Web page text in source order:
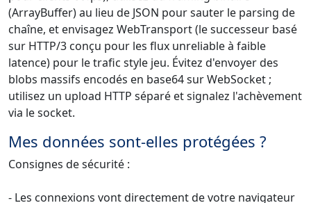
(ArrayBuffer) au lieu de JSON pour sauter le parsing de
chaîne, et envisagez WebTransport (le successeur basé
sur HTTP/3 conçu pour les flux unreliable à faible
latence) pour le trafic style jeu. Évitez d'envoyer des
blobs massifs encodés en base64 sur WebSocket ;
utilisez un upload HTTP séparé et signalez l'achèvement
via le socket.
Mes données sont-elles protégées ?
Consignes de sécurité :
- Les connexions vont directement de votre navigateur